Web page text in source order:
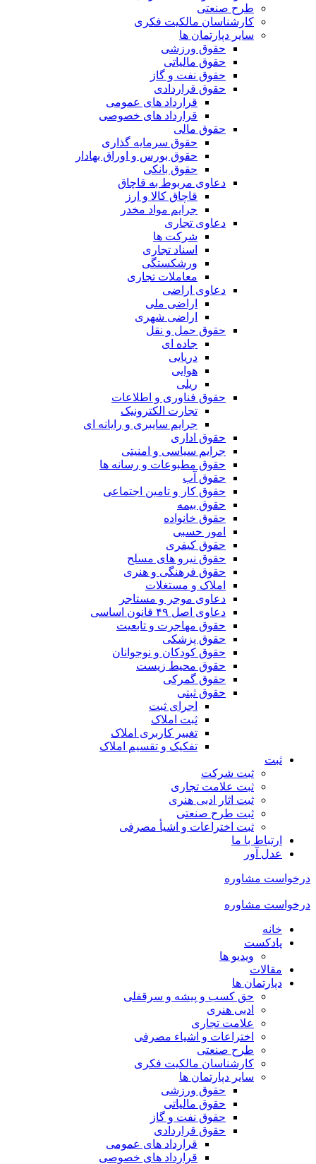
طرح صنعتی
کارشناسان مالکیت فکری
سایر دپارتمان ها
حقوق ورزشی
حقوق مالیاتی
حقوق نفت و گاز
حقوق قراردادی
قرارداد های عمومی
قرارداد های خصوصی
حقوق مالی
حقوق سرمایه گذاری
حقوق بورس و اوراق بهادار
حقوق بانکی
دعاوی مربوط به قاچاق
قاچاق کالا و ارز
جرایم مواد مخدر
دعاوی تجاری
شرکت ها
اسناد تجاری
ورشکستگی
معاملات تجاری
دعاوی اراضی
اراضی ملی
اراضی شهری
حقوق حمل و نقل
جاده ای
دریایی
هوایی
ریلی
حقوق فناوری و اطلاعات
تجارت الکترونیک
جرایم سایبری و رایانه ای
حقوق اداری
جرایم سیاسی و امنیتی
حقوق مطبوعات و رسانه ها
حقوق آب
حقوق کار و تامین اجتماعی
حقوق بیمه
حقوق خانواده
امور حسبی
حقوق کیفری
حقوق نیرو های مسلح
حقوق فرهنگی و هنری
املاک و مستغلات
دعاوی موجر و مستاجر
دعاوی اصل ۴۹ قانون اساسی
حقوق مهاجرت و تابعیت
حقوق پزشکی
حقوق کودکان و نوجوانان
حقوق محیط زیست
حقوق گمرکی
حقوق ثبتی
اجرای ثبت
ثبت املاک
تغییر کاربری املاک
تفکیک و تقسیم املاک
ثبت
ثبت شرکت
ثبت علامت تجاری
ثبت اثار ادبی هنری
ثبت طرح صنعتی
ثبت اختراعات و اشیا‌ٔ مصرفی
ارتباط با ما
عدل آور
درخواست مشاوره
درخواست مشاوره
خانه
پادکست
ویدیو ها
مقالات
دپارتمان ها
حق کسب و پیشه و سرقفلی
ادبی هنری
علامت تجاری
اختراعات و اشیاء مصرفی
طرح صنعتی
کارشناسان مالکیت فکری
سایر دپارتمان ها
حقوق ورزشی
حقوق مالیاتی
حقوق نفت و گاز
حقوق قراردادی
قرارداد های عمومی
قرارداد های خصوصی